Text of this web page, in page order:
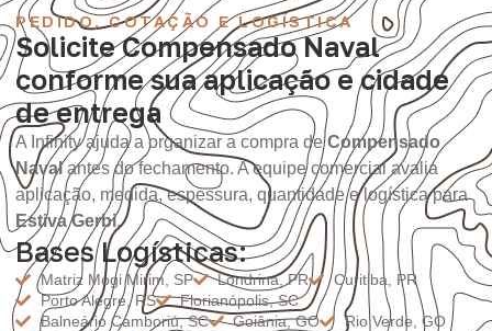
PEDIDO, COTAÇÃO E LOGÍSTICA
Solicite Compensado Naval
conforme sua aplicação e cidade
de entrega
A Infinity ajuda a organizar a compra deCompensado
Navalantes do fechamento. A equipe comercial avalia
aplicação, medida, espessura, quantidade e logística para
Estiva Gerbi.
Bases Logísticas:
Matriz Mogi Mirim, SP Londrina, PR
Curitiba, PR
Porto Alegre, RS
Florianópolis, SC
Balneário Camboriú, SC
Goiânia, GO
Rio Verde, GO